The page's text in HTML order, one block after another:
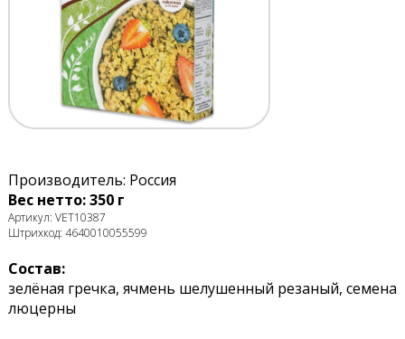
Производитель: Россия
Вес нетто: 350 г
Артикул: VET10387
Штрихкод: 4640010055599
Состав:
зелёная гречка, ячмень шелушенный резаный, семена
люцерны